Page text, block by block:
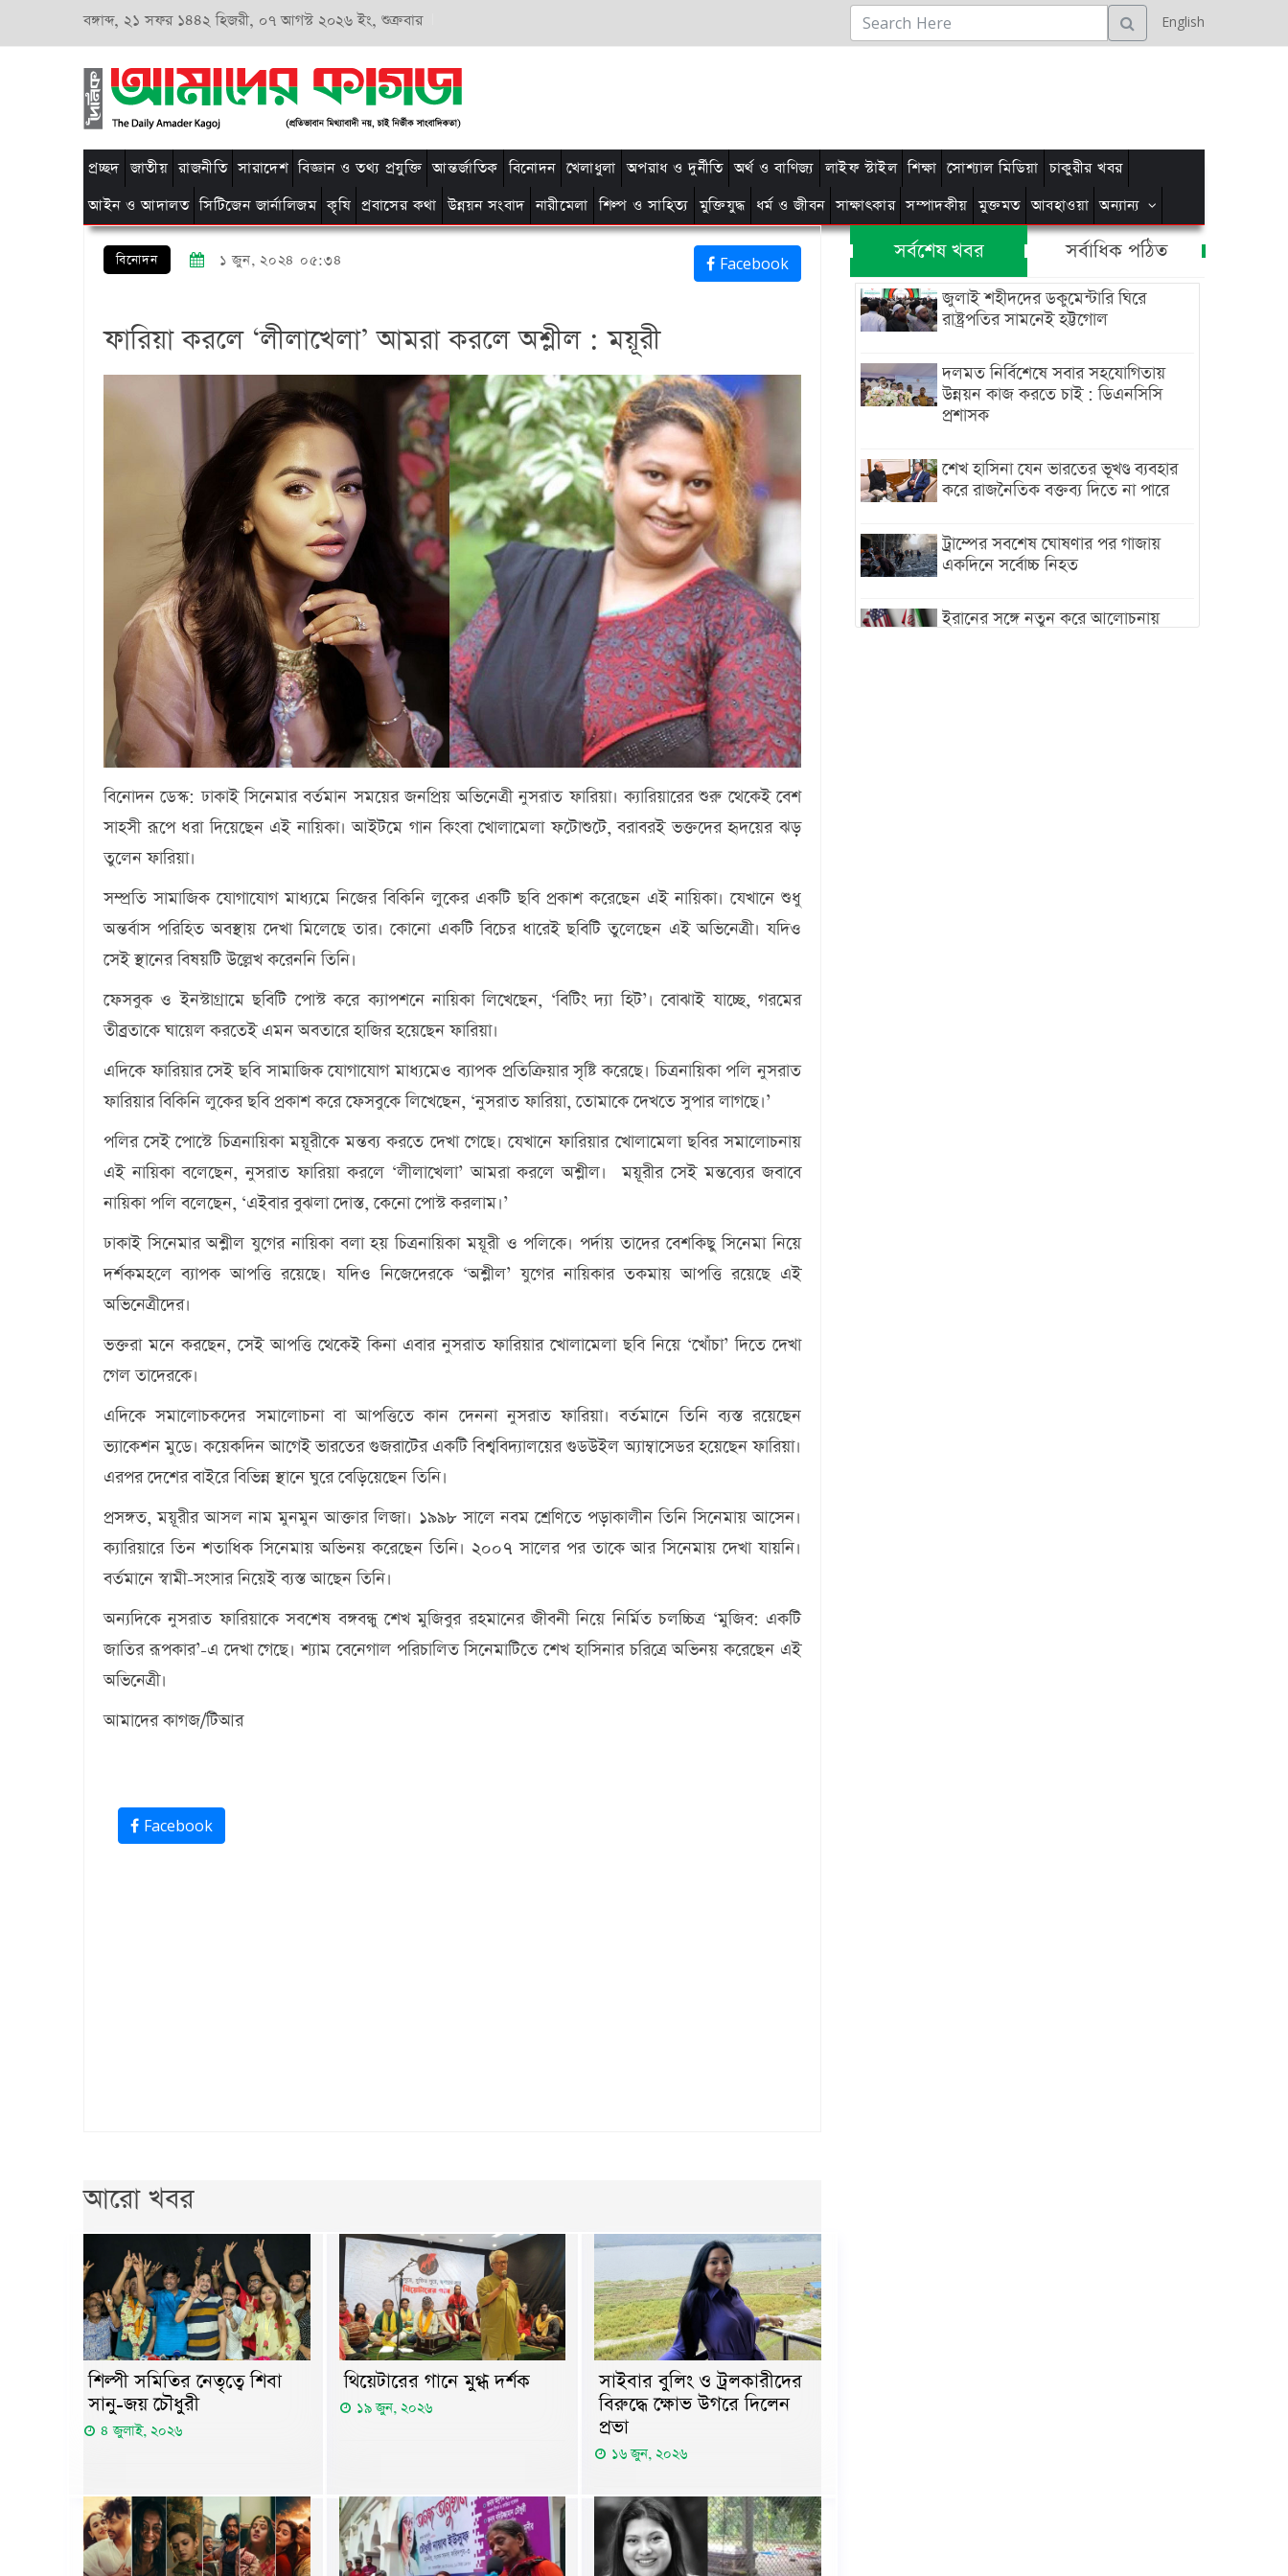
বঙ্গাব্দ, ২১ সফর ১৪৪২ হিজরী, ০৭ আগস্ট ২০২৬ ইং, শুক্রবার English
প্রচ্ছদ জাতীয় রাজনীতি সারাদেশ বিজ্ঞান ও তথ্য প্রযুক্তি আন্তর্জাতিক বিনোদন খেলাধুলা অপরাধ ও দুর্নীতি অর্থ ও বাণিজ্য লাইফ স্টাইল শিক্ষা সোশ্যাল মিডিয়া চাকুরীর খবর
আইন ও আদালত সিটিজেন জার্নালিজম কৃষি প্রবাসের কথা উন্নয়ন সংবাদ নারীমেলা শিল্প ও সাহিত্য মুক্তিযুদ্ধ ধর্ম ও জীবন সাক্ষাৎকার সম্পাদকীয় মুক্তমত আবহাওয়া অন্যান্য
বিনোদন ১ জুন, ২০২৪ ০৫:৩৪ Facebook
ফারিয়া করলে ‘লীলাখেলা’ আমরা করলে অশ্লীল : ময়ূরী
বিনোদন ডেস্ক: ঢাকাই সিনেমার বর্তমান সময়ের জনপ্রিয় অভিনেত্রী নুসরাত ফারিয়া। ক্যারিয়ারের শুরু থেকেই বেশ
সাহসী রূপে ধরা দিয়েছেন এই নায়িকা। আইটমে গান কিংবা খোলামেলা ফটোশুটে, বরাবরই ভক্তদের হৃদয়ের ঝড়
তুলেন ফারিয়া।
সম্প্রতি সামাজিক যোগাযোগ মাধ্যমে নিজের বিকিনি লুকের একটি ছবি প্রকাশ করেছেন এই নায়িকা। যেখানে শুধু
অন্তর্বাস পরিহিত অবস্থায় দেখা মিলেছে তার। কোনো একটি বিচের ধারেই ছবিটি তুলেছেন এই অভিনেত্রী। যদিও
সেই স্থানের বিষয়টি উল্লেখ করেননি তিনি।
ফেসবুক ও ইনস্টাগ্রামে ছবিটি পোস্ট করে ক্যাপশনে নায়িকা লিখেছেন, ‘বিটিং দ্যা হিট’। বোঝাই যাচ্ছে, গরমের
তীব্রতাকে ঘায়েল করতেই এমন অবতারে হাজির হয়েছেন ফারিয়া।
এদিকে ফারিয়ার সেই ছবি সামাজিক যোগাযোগ মাধ্যমেও ব্যাপক প্রতিক্রিয়ার সৃষ্টি করেছে। চিত্রনায়িকা পলি নুসরাত
ফারিয়ার বিকিনি লুকের ছবি প্রকাশ করে ফেসবুকে লিখেছেন, ‘নুসরাত ফারিয়া, তোমাকে দেখতে সুপার লাগছে।’
পলির সেই পোস্টে চিত্রনায়িকা ময়ূরীকে মন্তব্য করতে দেখা গেছে। যেখানে ফারিয়ার খোলামেলা ছবির সমালোচনায়
এই নায়িকা বলেছেন, নুসরাত ফারিয়া করলে ‘লীলাখেলা’ আমরা করলে অশ্লীল। ময়ূরীর সেই মন্তব্যের জবাবে
নায়িকা পলি বলেছেন, ‘এইবার বুঝলা দোস্ত, কেনো পোস্ট করলাম।’
ঢাকাই সিনেমার অশ্লীল যুগের নায়িকা বলা হয় চিত্রনায়িকা ময়ূরী ও পলিকে। পর্দায় তাদের বেশকিছু সিনেমা নিয়ে
দর্শকমহলে ব্যাপক আপত্তি রয়েছে। যদিও নিজেদেরকে ‘অশ্লীল’ যুগের নায়িকার তকমায় আপত্তি রয়েছে এই
অভিনেত্রীদের।
ভক্তরা মনে করছেন, সেই আপত্তি থেকেই কিনা এবার নুসরাত ফারিয়ার খোলামেলা ছবি নিয়ে ‘খোঁচা’ দিতে দেখা
গেল তাদেরকে।
এদিকে সমালোচকদের সমালোচনা বা আপত্তিতে কান দেননা নুসরাত ফারিয়া। বর্তমানে তিনি ব্যস্ত রয়েছেন
ভ্যাকেশন মুডে। কয়েকদিন আগেই ভারতের গুজরাটের একটি বিশ্ববিদ্যালয়ের গুডউইল অ্যাম্বাসেডর হয়েছেন ফারিয়া।
এরপর দেশের বাইরে বিভিন্ন স্থানে ঘুরে বেড়িয়েছেন তিনি।
প্রসঙ্গত, ময়ূরীর আসল নাম মুনমুন আক্তার লিজা। ১৯৯৮ সালে নবম শ্রেণিতে পড়াকালীন তিনি সিনেমায় আসেন।
ক্যারিয়ারে তিন শতাধিক সিনেমায় অভিনয় করেছেন তিনি। ২০০৭ সালের পর তাকে আর সিনেমায় দেখা যায়নি।
বর্তমানে স্বামী-সংসার নিয়েই ব্যস্ত আছেন তিনি।
অন্যদিকে নুসরাত ফারিয়াকে সবশেষ বঙ্গবন্ধু শেখ মুজিবুর রহমানের জীবনী নিয়ে নির্মিত চলচ্চিত্র ‘মুজিব: একটি
জাতির রূপকার’-এ দেখা গেছে। শ্যাম বেনেগাল পরিচালিত সিনেমাটিতে শেখ হাসিনার চরিত্রে অভিনয় করেছেন এই
অভিনেত্রী।
আমাদের কাগজ/টিআর
Facebook
আরো খবর
শিল্পী সমিতির নেতৃত্বে শিবা
সানু-জয় চৌধুরী
৪ জুলাই, ২০২৬
থিয়েটারের গানে মুগ্ধ দর্শক
১৯ জুন, ২০২৬
সাইবার বুলিং ও ট্রলকারীদের
বিরুদ্ধে ক্ষোভ উগরে দিলেন
প্রভা
১৬ জুন, ২০২৬
সর্বশেষ খবর সর্বাধিক পঠিত
জুলাই শহীদদের ডকুমেন্টারি ঘিরে
রাষ্ট্রপতির সামনেই হট্টগোল
দলমত নির্বিশেষে সবার সহযোগিতায়
উন্নয়ন কাজ করতে চাই : ডিএনসিসি
প্রশাসক
শেখ হাসিনা যেন ভারতের ভূখণ্ড ব্যবহার
করে রাজনৈতিক বক্তব্য দিতে না পারে
ট্রাম্পের সবশেষ ঘোষণার পর গাজায়
একদিনে সর্বোচ্চ নিহত
ইরানের সঙ্গে নতুন করে আলোচনায়